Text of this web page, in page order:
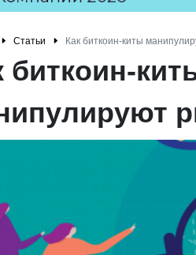
Статьи Как биткоин-киты
биткоин-